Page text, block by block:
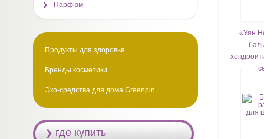
«Уян
Парфюм
Продукты для здоровья
Бренды косметики
Эко-средства для дома Greenpin
где купить